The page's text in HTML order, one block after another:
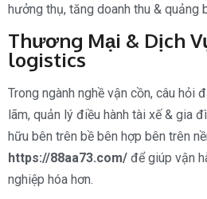
hưởng thụ, tăng doanh thu & quảng
Thương Mại & Dịch
logistics
Trong ngành nghề vận cồn, câu hỏi
lãm, quản lý điều hành tài xế & gia
hữu bên trên bề bên hợp bên trên
https://88aa73.com/ để giúp vận
nghiệp hóa hơn.